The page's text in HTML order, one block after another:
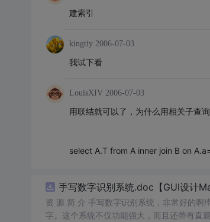
建索引
kingtiy 2006-07-03
我试下看
LouisXIV 2006-07-03
用联结就可以了，为什么用相关子查询
select A.T from A inner join B on
手写数字识别系统.doc【GUI设计
资 源 简 介 手写数字识别系统，非常好的啊
字。这个系统不仅功能强大，而且还带有直